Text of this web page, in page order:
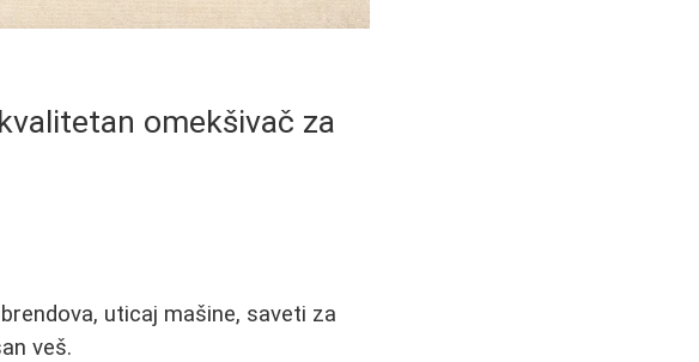
omekšivač za
uticaj mašine, saveti za
veš.